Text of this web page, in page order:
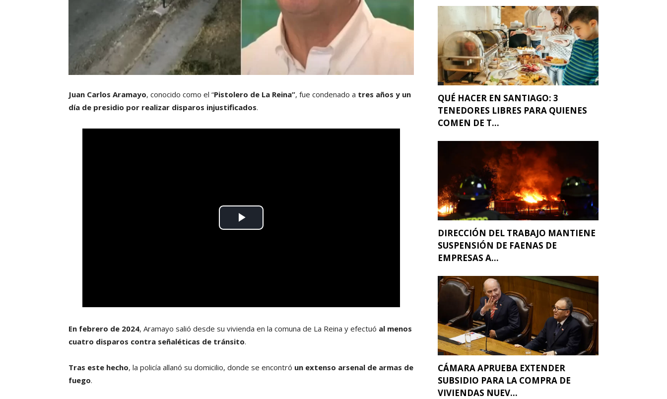
Juan Carlos Aramayo, conocido como el “Pistolero de La Reina”, fue condenado a tres años y un
día de presidio por realizar disparos injustificados.
En febrero de 2024, Aramayo salió desde su vivienda en la comuna de La Reina y efectuó al menos
cuatro disparos contra señaléticas de tránsito.
Tras este hecho, la policía allanó su domicilio, donde se encontró un extenso arsenal de armas de
fuego.
QUÉ HACER EN SANTIAGO: 3
TENEDORES LIBRES PARA QUIENES
COMEN DE T...
DIRECCIÓN DEL TRABAJO MANTIENE
SUSPENSIÓN DE FAENAS DE
EMPRESAS A...
CÁMARA APRUEBA EXTENDER
SUBSIDIO PARA LA COMPRA DE
VIVIENDAS NUEV...